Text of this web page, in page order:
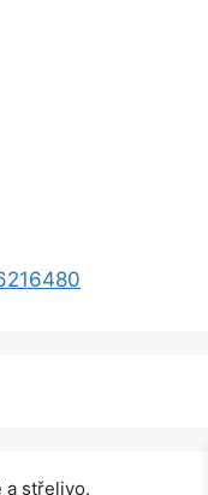
a střelivo.